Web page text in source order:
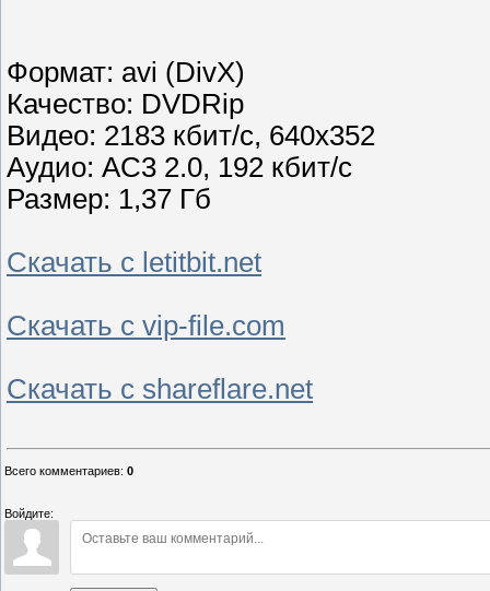
Формат: avi (DivX)
Качество: DVDRip
Видео: 2183 кбит/с, 640x352
Аудио: AC3 2.0, 192 кбит/с
Размер: 1,37 Гб
Скачать с letitbit.net
Скачать с vip-file.com
Скачать с shareflare.net
Всего комментариев: 0
Войдите: